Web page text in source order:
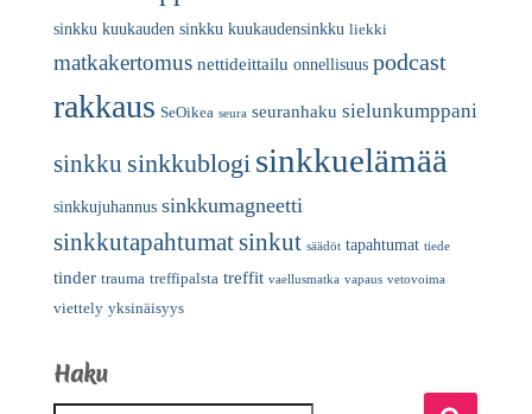
sinkku kuukauden sinkku kuukaudensinkku liekki
matkakertomus nettideittailu onnellisuus podcast
rakkaus SeOikea seura seuranhaku sielunkumppani
sinkku sinkkublogi sinkkuelämää
sinkkujuhannus sinkkumagneetti
sinkkutapahtumatsinkut säädöt tapahtumat tiede
tinder trauma treffipalsta treffit vaellusmatka vapaus vetovoima
viettely yksinäisyys
Haku